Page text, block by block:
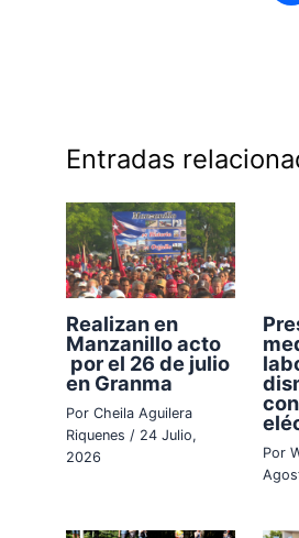
Entradas
Realizan en
Manzanillo acto
por el 26 de julio
en Granma
PorCheila Aguilera
Riquenes/ 24 Julio,
2026
Por